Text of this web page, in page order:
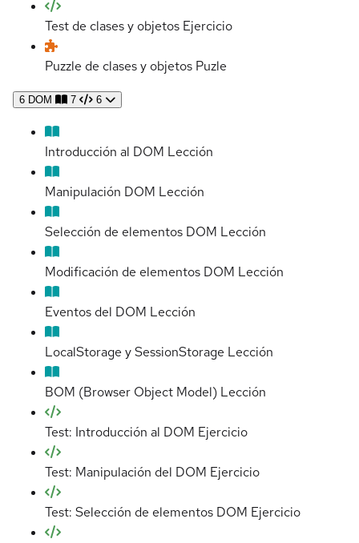
Test de clases y objetos Ejercicio
Puzzle de clases y objetos Puzle
6 DOM 7 6
Introducción al DOM Lección
Manipulación DOM Lección
Selección de elementos DOM Lección
Modificación de elementos DOM Lección
Eventos del DOM Lección
LocalStorage y SessionStorage Lección
BOM (Browser Object Model) Lección
Test: Introducción al DOM Ejercicio
Test: Manipulación del DOM Ejercicio
Test: Selección de elementos DOM Ejercicio